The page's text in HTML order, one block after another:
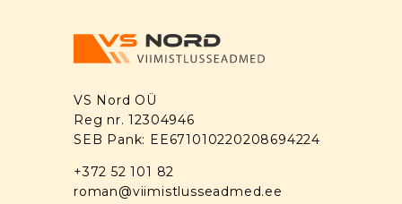
VS Nord OÜ
Reg nr. 12304946
SEB Pank: EE671010220208694224
+372 52 101 82
roman@viimistlusseadmed.ee